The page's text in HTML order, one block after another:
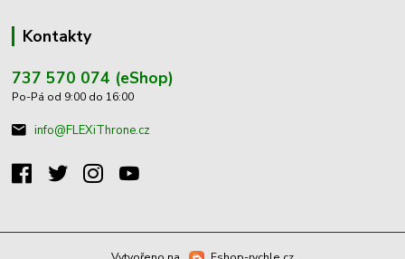
Kontakty
737 570 074 (eShop)
Po-Pá od 9:00 do 16:00
info@FLEXiThrone.cz